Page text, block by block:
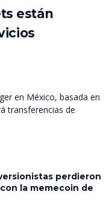
están
en México, basada en
transferencias de
perdieron
la memecoin de